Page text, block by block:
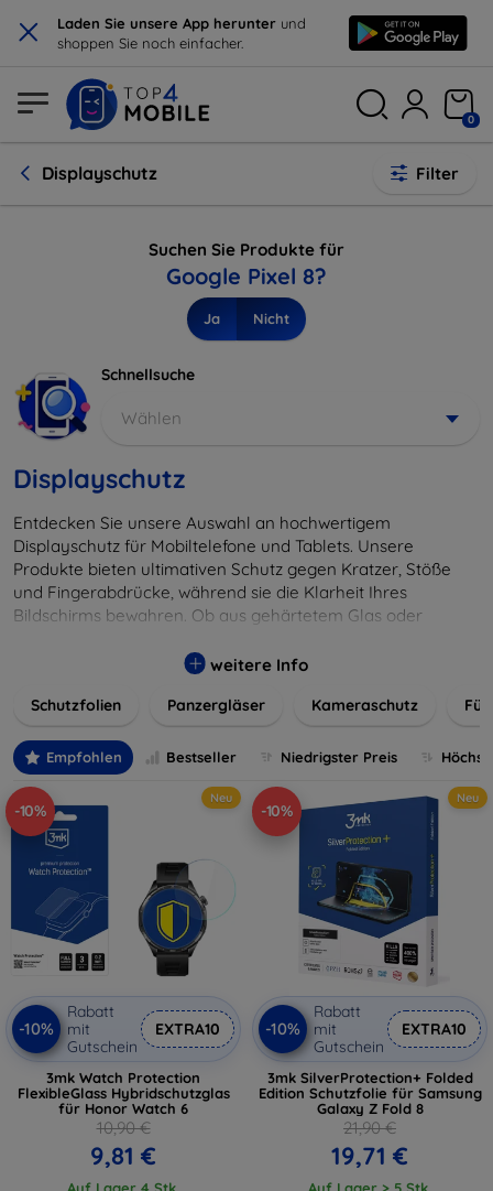
× Laden Sie unsere App herunter und
shoppen Sie noch einfacher.
0
Displayschutz Filter
Suchen Sie Produkte für
Google Pixel 8?
Ja Nicht
Schnellsuche
Wählen
Displayschutz
Entdecken Sie unsere Auswahl an hochwertigem
Displayschutz für Mobiltelefone und Tablets. Unsere
Produkte bieten ultimativen Schutz gegen Kratzer, Stöße
und Fingerabdrücke, während sie die Klarheit Ihres
Bildschirms bewahren. Ob aus gehärtetem Glas oder
installieren und passgenau für jedes Gerät, um eine
wertvolles Gerät mit unseren langlebigen und zuverlässigen
digitales Erlebnis.
weitere Info
Schutzfolien Panzergläser Kameraschutz
Empfohlen Bestseller Niedrigster Preis
-10%
Neu
-10%
Rabatt
mit
Gutschein
EXTRA10
3mk Watch Protection
FlexibleGlass Hybridschutzglas
für Honor Watch 6
10,90 €
9,81 €
Auf Lager 4 Stk.
-10%
Neu
-10%
Rabatt
mit
Gutschein
EXTRA10
3mk SilverProtection+ Folded
Edition Schutzfolie für Samsung
Galaxy Z Fold 8
21,90 €
19,71 €
Auf Lager > 5 Stk.